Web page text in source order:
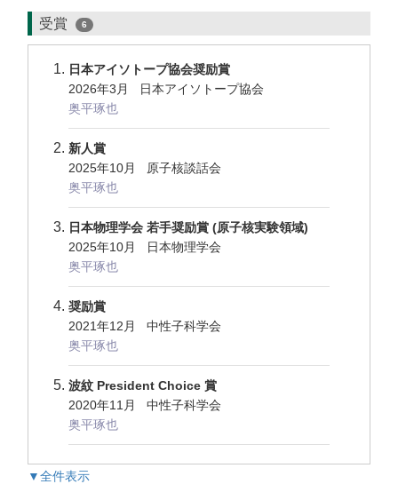
受賞 6
日本アイソトープ協会奨励賞
2026年3月 日本アイソトープ協会
奥平琢也
新人賞
2025年10月 原子核談話会
奥平琢也
日本物理学会 若手奨励賞 (原子核実験領域)
2025年10月 日本物理学会
奥平琢也
奨励賞
2021年12月 中性子科学会
奥平琢也
波紋 President Choice 賞
2020年11月 中性子科学会
奥平琢也
▼全件表示